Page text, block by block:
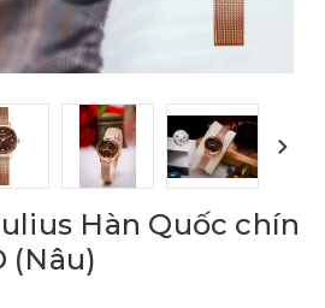
Hàn Quốc chín
(Nâu)